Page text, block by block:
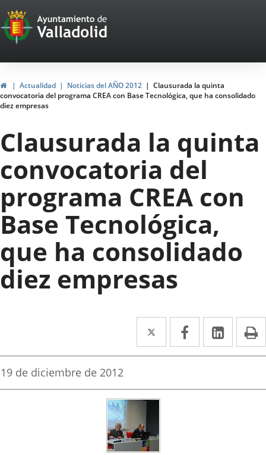
Portal
Web
del
Ayuntamiento
de
Valladolid
InicioActualidad Noticias del AÑO 2012
Clausurada la quinta
convocatoria del programa CREA con Base Tecnológica, que ha consolidado
diez empresas
Clausurada la quinta
convocatoria del
programa CREA con
Base Tecnológica,
que ha consolidado
diez empresas
Twitter
Enlace
a
aplicación
Facebook
Enlace
a
aplicación
Enlace
a
Fecha
la
19 de diciembre de 2012